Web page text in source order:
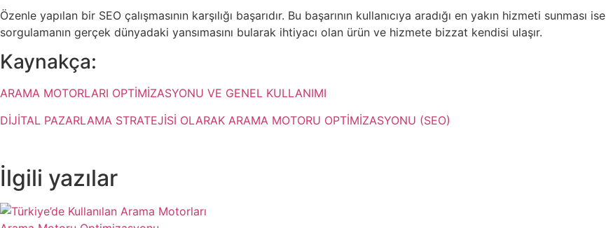
Özenle yapılan bir SEO çalışmasının karşılığı başarıdır. Bu başarının kullanıcıya aradığı en yakın hizmeti sunması ise
sorgulamanın gerçek dünyadaki yansımasını bularak ihtiyacı olan ürün ve hizmete bizzat kendisi ulaşır.
Kaynakça:
ARAMA MOTORLARI OPTİMİZASYONU VE GENEL KULLANIMI
DİJİTAL PAZARLAMA STRATEJİSİ OLARAK ARAMA MOTORU OPTİMİZASYONU (SEO)
İlgili yazılar